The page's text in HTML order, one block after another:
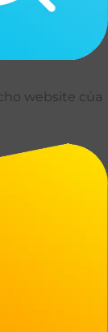
website của